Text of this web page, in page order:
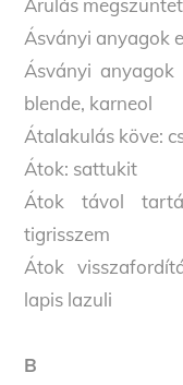
Árulás
Ásványi anyagok
Ásványi anyagok
blende, karneol
Átalakulás köve:
Átok: sattukit
Átok távol
tigrisszem
Átok
lapis lazuli
B